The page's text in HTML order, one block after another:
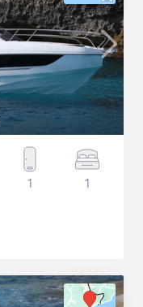
1 1